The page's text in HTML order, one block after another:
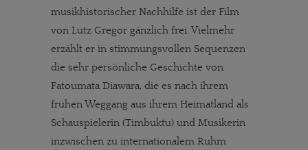
musikhistorischer Nachhilfe ist der Film
von Lutz Gregor gänzlich frei. Vielmehr
erzählt er in stimmungsvollen Sequenzen
die sehr persönliche Geschichte von
Fatoumata Diawara, die es nach ihrem
frühen Weggang aus ihrem Heimatland als
Schauspielerin (Timbuktu) und Musikerin
inzwischen zu internationalem Ruhm